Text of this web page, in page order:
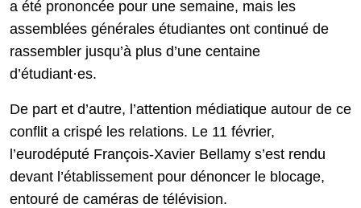
a été prononcée pour une semaine, mais les
assemblées générales étudiantes ont continué de
rassembler jusqu’à plus d’une centaine
d’étudiant·es.
De part et d’autre, l’attention médiatique autour de ce
conflit a crispé les relations. Le 11 février,
l’eurodéputé François-Xavier Bellamy s’est rendu
devant l’établissement pour dénoncer le blocage,
entouré de caméras de télévision.